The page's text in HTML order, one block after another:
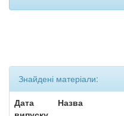
Знайдені матеріали:
Дата
Назва